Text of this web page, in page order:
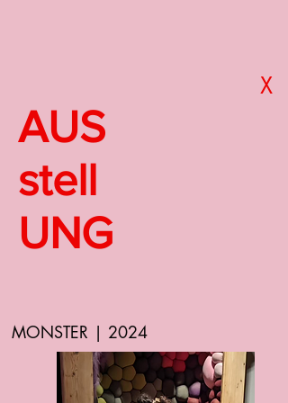
X
AUS
stell
UNG
MONSTER | 2024